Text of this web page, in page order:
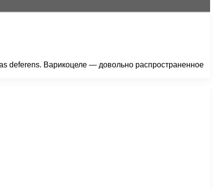
deferens. Варикоцеле — довольно распространенное